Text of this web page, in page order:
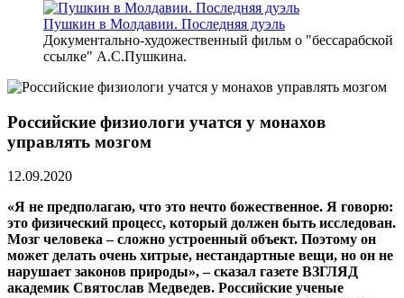
Пушкин в Молдавии. Последняя дуэль
Документально-художественный фильм о "бессарабской
ссылке" А.С.Пушкина.
Российские физиологи учатся у монахов
управлять мозгом
12.09.2020
«Я не предполагаю, что это нечто божественное. Я говорю:
это физический процесс, который должен быть исследован.
Мозг человека – сложно устроенный объект. Поэтому он
может делать очень хитрые, нестандартные вещи, но он не
нарушает законов природы», – сказал газете ВЗГЛЯД
академик Святослав Медведев. Российские ученые